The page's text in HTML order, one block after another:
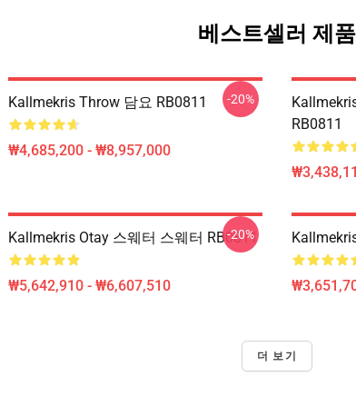
베스트셀러 제품
Kallmekris Throw 담요 RB0811
₩4,685,200 - ₩8,957,000
-20%
RB0811
Kallmekris Otay 스웨터 스웨터 RB0811
₩5,642,910 - ₩6,607,510
-20%
더 보기